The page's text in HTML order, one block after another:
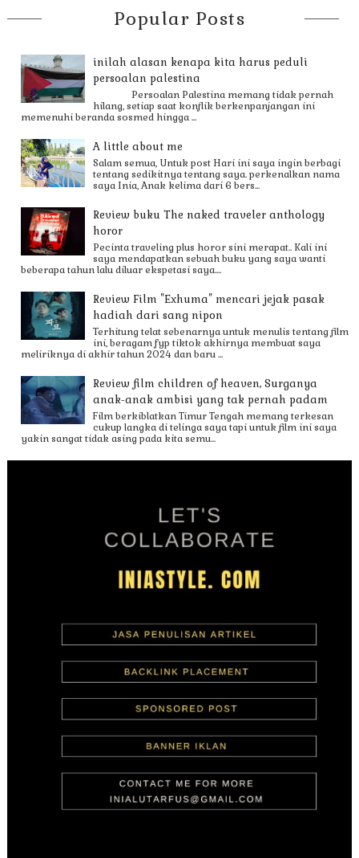
Popular Posts
inilah alasan kenapa kita harus peduli
persoalan palestina
Persoalan Palestina memang tidak pernah
hilang, setiap saat konflik berkenpanjangan ini
memenuhi beranda sosmed hingga ...
A little about me
Salam semua, Untuk post Hari ini saya ingin berbagi
tentang sedikitnya tentang saya. perkenalkan nama
saya Inia, Anak kelima dari 6 bers...
Review buku The naked traveler anthology
horor
Pecinta traveling plus horor sini merapat.. Kali ini
saya mendapatkan sebuah buku yang saya wanti
beberapa tahun lalu diluar ekspetasi saya....
Review Film "Exhuma" mencari jejak pasak
hadiah dari sang nipon
Terhitung telat sebenarnya untuk menulis tentang film
ini, beragam fyp tiktok akhirnya membuat saya
meliriknya di akhir tahun 2024 dan baru ...
Review film children of heaven, Surganya
anak-anak ambisi yang tak pernah padam
Film berkiblatkan Timur Tengah memang terkesan
cukup langka di telinga saya tapi untuk film ini saya
yakin sangat tidak asing pada kita semu...